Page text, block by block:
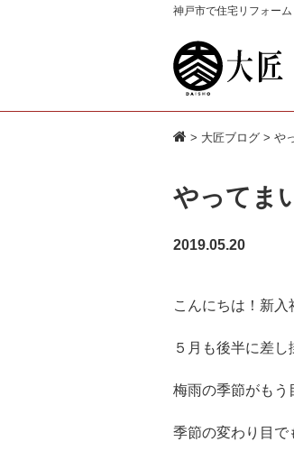
神戸市で住宅リフォー
> 大匠ブログ > や
やってま
2019.05.20
こんにちは！新入
５月も後半に差
梅雨の季節がもう
季節の変わり目で